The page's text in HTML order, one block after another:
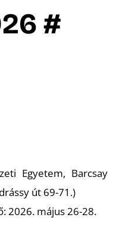
#
Egyetem, Barcsay
út 69-71.)
2026. május 26-28.